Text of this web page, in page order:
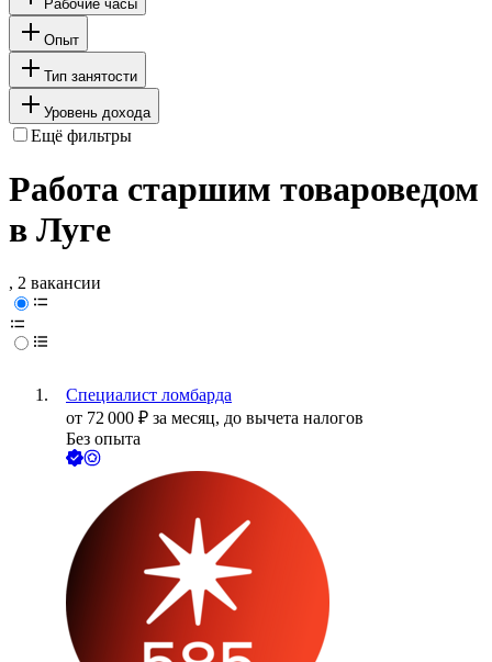
Рабочие часы
Опыт
Тип занятости
Уровень дохода
Ещё фильтры
Работа старшим товароведом
в Луге
, 2 вакансии
Специалист ломбарда
от 72 000 ₽ за месяц, до вычета налогов
Без опыта